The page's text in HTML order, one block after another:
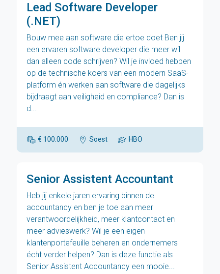
Lead Software Developer
(.NET)
Bouw mee aan software die ertoe doet Ben jij
een ervaren software developer die meer wil
dan alleen code schrijven? Wil je invloed hebben
op de technische koers van een modern SaaS-
platform én werken aan software die dagelijks
bijdraagt aan veiligheid en compliance? Dan is
d...
€ 100.000 Soest HBO
Senior Assistent Accountant
Heb jij enkele jaren ervaring binnen de
accountancy en ben je toe aan meer
verantwoordelijkheid, meer klantcontact en
meer advieswerk? Wil je een eigen
klantenportefeuille beheren en ondernemers
écht verder helpen? Dan is deze functie als
Senior Assistent Accountancy een mooie...